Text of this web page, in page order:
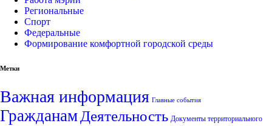
Региональные
Спорт
Федеральные
Формирование комфортной городской среды
Метки
Важная информация Главные события
Гражданам Деятельность Документы территориального